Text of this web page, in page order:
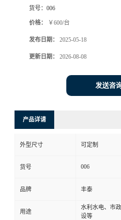
货号： 006
价格： ￥600/台
发布日期： 2025-05-18
更新日期： 2026-08-08
发送咨
产品详请
外型尺寸 可定制
货号 006
品牌 丰泰
用途
水利水电、市
设等